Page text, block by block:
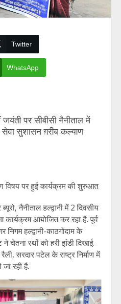
Twitter
WhatsApp
पर सीबीसी नैनीताल में
सुशासन ग़रीब कल्याण
विषय पर हुई कार्यक्रम की शुरुआत
नैनीताल हल्द्वानी में 2 दिवसीय
कार्यक्रम आयोजित कर रहा है. पूर्व
निगम हल्द्वानी-काठगोदाम के
ने चेतना रथों को हरी झंडी दिखाई.
सरदार पटेल के राष्ट्र निर्माण में
जा रही है.